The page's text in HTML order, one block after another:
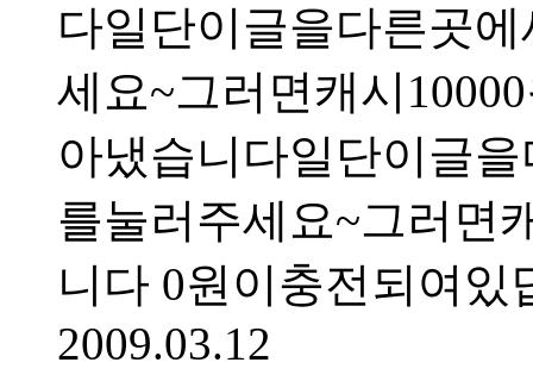
다일단이글을다른곳
세요~그러면캐시
아냈습니다일단이글
를눌러주세요~그러면
니다 0원이충전되여
2009.03.12